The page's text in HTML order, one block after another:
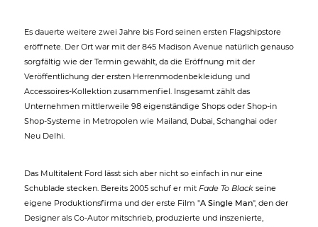
Es dauerte weitere zwei Jahre bis Ford seinen ersten Flagshipstore
eröffnete. Der Ort war mit der 845 Madison Avenue natürlich genauso
sorgfältig wie der Termin gewählt, da die Eröffnung mit der
Veröffentlichung der ersten Herrenmodenbekleidung und
Accessoires-Kollektion zusammenfiel. Insgesamt zählt das
Unternehmen mittlerweile 98 eigenständige Shops oder Shop-in
Shop-Systeme in Metropolen wie Mailand, Dubai, Schanghai oder
Neu Delhi.
Das Multitalent Ford lässt sich aber nicht so einfach in nur eine
Schublade stecken. Bereits 2005 schuf er mit Fade To Black seine
eigene Produktionsfirma und der erste Film "A Single Man", den der
Designer als Co-Autor mitschrieb, produzierte und inszenierte,